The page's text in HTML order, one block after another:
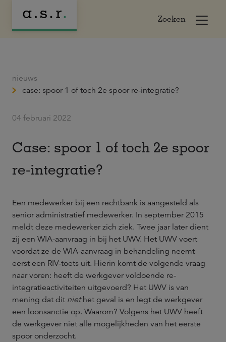
Zoeken
nieuws
case: spoor 1 of toch 2e spoor re-integratie?
04 februari 2022
Case: spoor 1 of toch 2e spoor
re-integratie?
Een medewerker bij een rechtbank is aangesteld als
senior administratief medewerker. In september 2015
meldt deze medewerker zich ziek. Twee jaar later dient
zij een WIA-aanvraag in bij het UWV. Het UWV voert
voordat ze de WIA-aanvraag in behandeling neemt
eerst een RIV-toets uit. Hierin komt de volgende vraag
naar voren: heeft de werkgever voldoende re-
integratieactiviteiten uitgevoerd? Het UWV is van
mening dat dit niethet geval is en legt de werkgever
een loonsanctie op. Waarom? Volgens het UWV heeft
de werkgever niet alle mogelijkheden van het eerste
spoor onderzocht.